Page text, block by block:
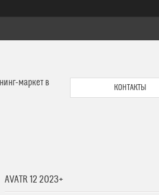
маркет в
КОНТАКТЫ
AVATR 12 2023+